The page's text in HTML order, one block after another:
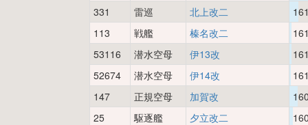
331
雷巡 北上改二
113
戦艦 榛名改二
53116
潜水空母 伊13改
52674
潜水空母 伊14改
147
正規空母 加賀改
25
駆逐艦 夕立改二